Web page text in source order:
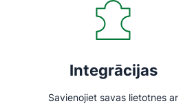
Integrācijas
Savienojiet savas lietotnes ar